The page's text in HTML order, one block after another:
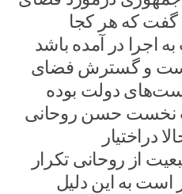
گفت که هر کجا
اجرا در آمده باشد
و گسترش فضای
دولت بوده
نخست حسن روحانی
دراختیار
از روحانی تکرار
به این دلیل